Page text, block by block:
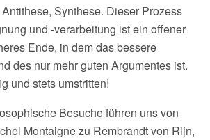
Synthese. Dieser Prozess
und -verarbeitung ist ein offener
Ende, in dem das bessere
des nur mehr guten Argumentes ist.
und stets umstritten!
Besuche führen uns von
Montaigne zu Rembrandt von Rijn,